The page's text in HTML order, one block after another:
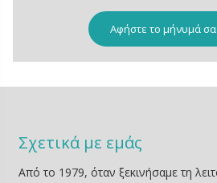
Αφήστε το μήνυμά
Σχετικά με εμάς
Από το 1979, όταν ξεκινήσαμε τη